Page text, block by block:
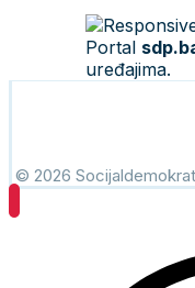
Portal
uređajima.
© 2026